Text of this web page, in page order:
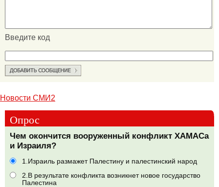
Введите код
Новости СМИ2
Опрос
Чем окончится вооруженный конфликт ХАМАСа
и Израиля?
1.Израиль размажет Палестину и палестинский народ
2.В результате конфликта возникнет новое государство
Палестина